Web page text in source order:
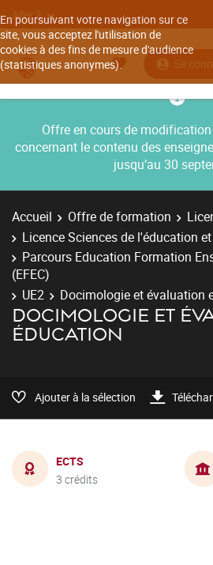
En poursuivant votre navigation sur ce
site, vous acceptez l'utilisation de
cookies à des fins de mesure d'audience
(statistiques anonymes).
Aller à
Se
Offre en cours de
concernant le contenu des
jusqu’au 30
Accueil Offre de formation
Licence Sciences de l'éducation
Parcours Education Formation
(EFEC)
UE2
Docimologie et évaluation
DOCIMOLOGIE ET
ÉDUCATION
Ajouter à la sélection
ECTS
3 crédits